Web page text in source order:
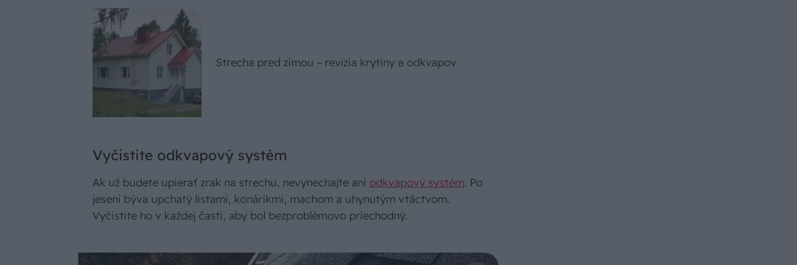
Strecha pred zimou – revízia krytiny a odkvapov
Vyčistite odkvapový systém
Ak už budete upierať zrak na strechu, nevynechajte ani odkvapový systém. Po
jeseni býva upchatý listami, konárikmi, machom a uhynutým vtáctvom.
Vyčistite ho v každej časti, aby bol bezproblémovo priechodný.